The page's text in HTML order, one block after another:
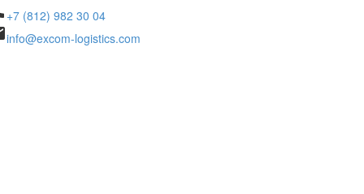
+7 (812) 982 30 04
info@excom-logistics.com